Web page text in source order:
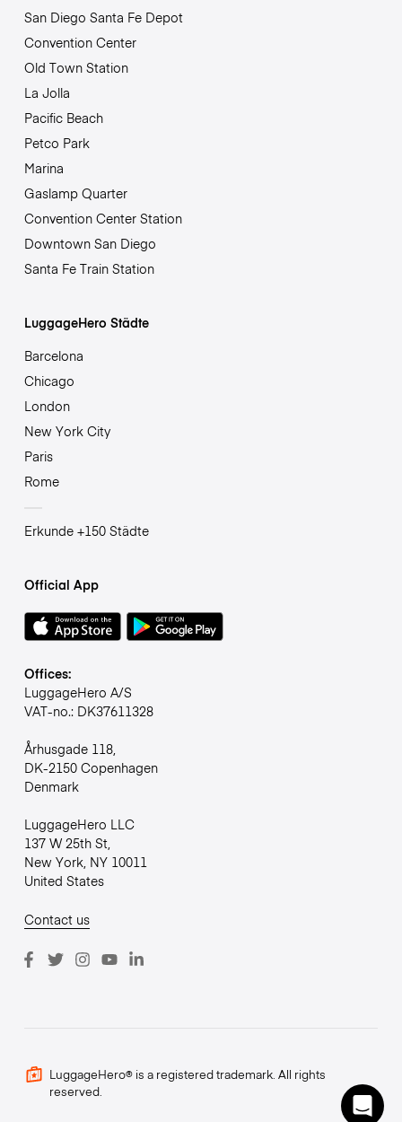
San Diego Santa Fe Depot
Convention Center
Old Town Station
La Jolla
Pacific Beach
Petco Park
Marina
Gaslamp Quarter
Convention Center Station
Downtown San Diego
Santa Fe Train Station
LuggageHero Städte
Barcelona
Chicago
London
New York City
Paris
Rome
Erkunde +150 Städte
Official App
Offices:
LuggageHero A/S
VAT-no.: DK37611328
Århusgade 118,
DK-2150 Copenhagen
Denmark
LuggageHero LLC
137 W 25th St,
New York, NY 10011
United States
Contact us
LuggageHero® is a registered trademark. All rights
reserved.